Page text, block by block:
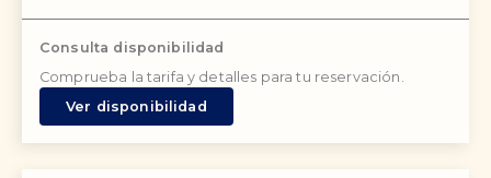
Consulta disponibilidad
Comprueba la tarifa y detalles para tu reservación.
Ver disponibilidad